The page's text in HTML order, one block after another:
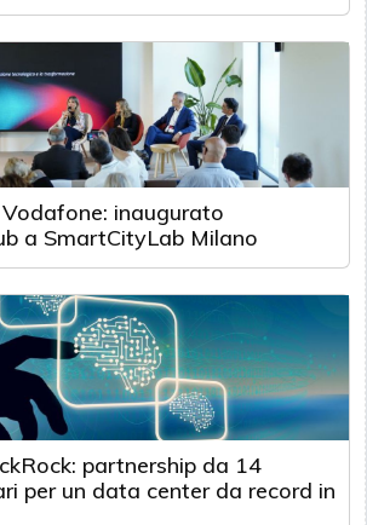
inaugurato
a SmartCityLab Milano
partnership da 14
per un data center da record in